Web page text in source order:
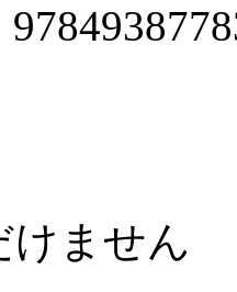
けません